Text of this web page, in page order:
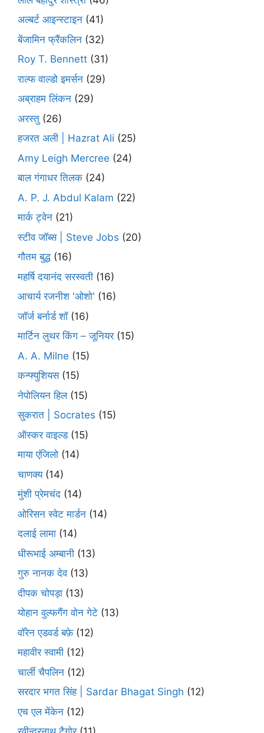
अल्बर्ट आइन्स्टाइन (41)
बेंजामिन फ्रैंकलिन (32)
Roy T. Bennett (31)
राल्फ वाल्डो इमर्सन (29)
अब्राहम लिंकन (29)
अरस्तु (26)
हजरत अली | Hazrat Ali (25)
Amy Leigh Mercree (24)
बाल गंगाधर तिलक (24)
A. P. J. Abdul Kalam (22)
मार्क ट्वेन (21)
स्टीव जॉब्स | Steve Jobs (20)
गौतम बुद्ध (16)
महर्षि दयानंद सरस्वती (16)
आचार्य रजनीश 'ओशो' (16)
जॉर्ज बर्नार्ड शॉ(16)
मार्टिन लुथर किंग – जूनियर(15)
A. A. Milne (15)
कन्फ्युशियस(15)
नेपोलियन हिल(15)
सुकरात | Socrates (15)
ऑस्कर वाइल्ड(15)
माया एंजिलो (14)
चाणक्य(14)
मुंशी प्रेमचंद (14)
ओरिसन स्‍वेट मार्डन (14)
दलाई लामा (14)
धीरूभाई अम्बानी (13)
गुरु नानक देव(13)
दीपक चोपड़ा (13)
योहान वुल्फगैंग वोन गेटे (13)
वॉरेन एडवर्ड बफ़े(12)
महावीर स्वामी (12)
चार्ली चैपलिन (12)
सरदार भगत सिंह | Sardar Bhagat Singh (12)
एच एल मेंकेन (12)